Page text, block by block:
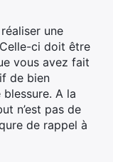
une
ci doit être
vous avez fait
de bien
A la
n’est pas de
de rappel à